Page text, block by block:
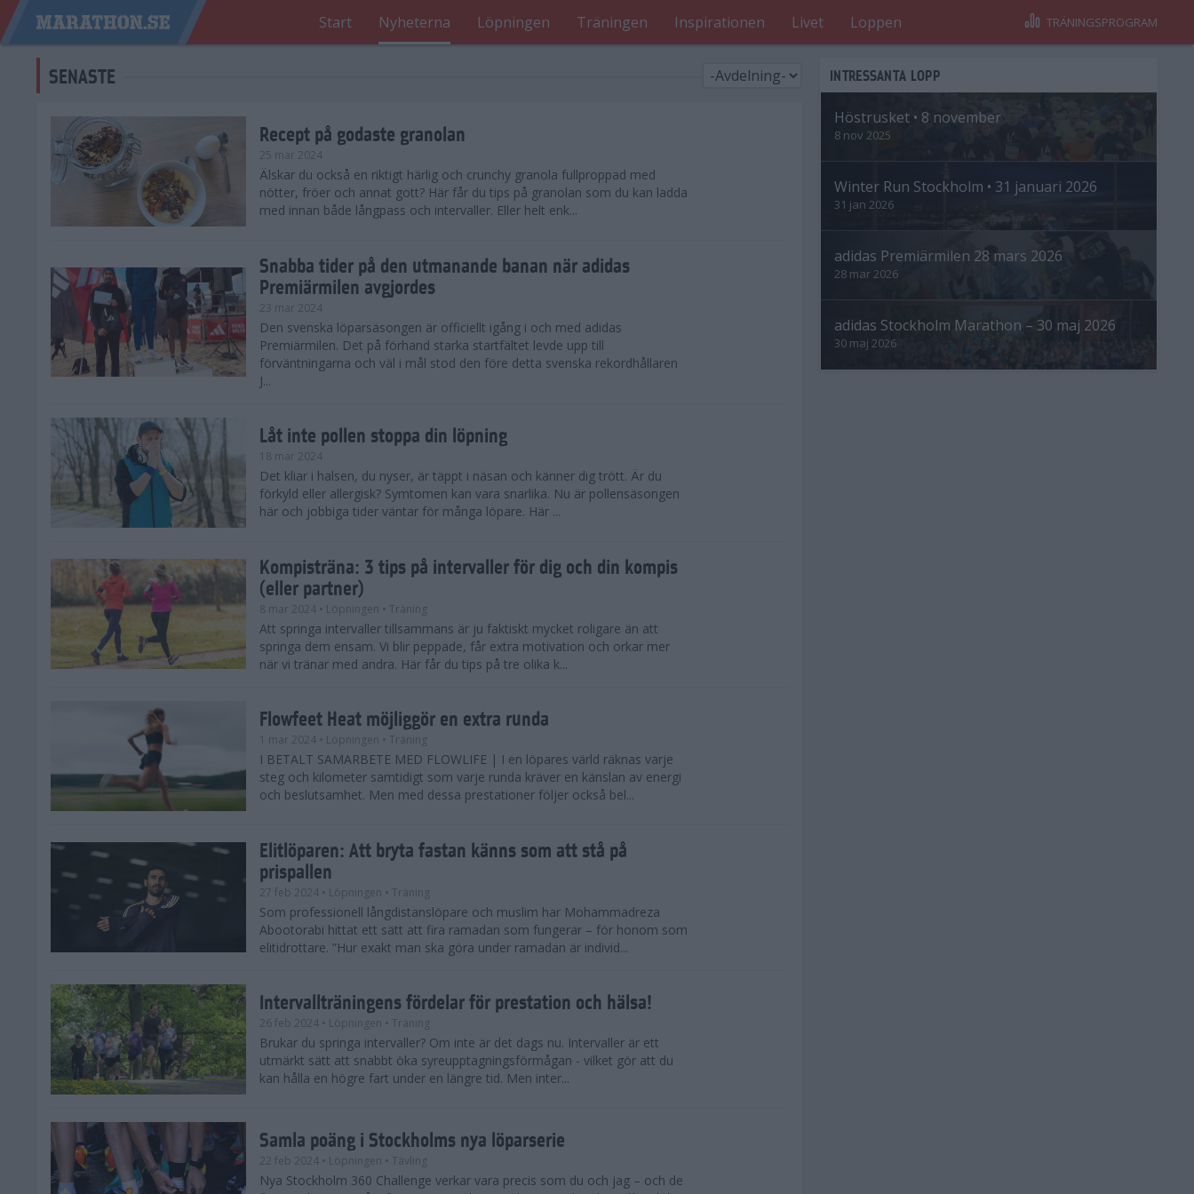
Start Nyheterna Löpningen Träningen Inspirationen Livet Loppen TRÄNINGSPROGRAM
SENASTE
Recept på godaste granolan
25 mar 2024
Älskar du också en riktigt härlig och crunchy granola fullproppad med
nötter, fröer och annat gott? Här får du tips på granolan som du kan ladda
med innan både långpass och intervaller. Eller helt enk...
Snabba tider på den utmanande banan när adidas
Premiärmilen avgjordes
23 mar 2024
Den svenska löparsäsongen är officiellt igång i och med adidas
Premiärmilen. Det på förhand starka startfältet levde upp till
förväntningarna och väl i mål stod den före detta svenska rekordhållaren
J...
Låt inte pollen stoppa din löpning
18 mar 2024
Det kliar i halsen, du nyser, är täppt i näsan och känner dig trött. Är du
förkyld eller allergisk? Symtomen kan vara snarlika. Nu är pollensäsongen
här och jobbiga tider väntar för många löpare. Här ...
Kompisträna: 3 tips på intervaller för dig och din kompis
(eller partner)
8 mar 2024 • Löpningen • Träning
Att springa intervaller tillsammans är ju faktiskt mycket roligare än att
springa dem ensam. Vi blir peppade, får extra motivation och orkar mer
när vi tränar med andra. Här får du tips på tre olika k...
Flowfeet Heat möjliggör en extra runda
1 mar 2024 • Löpningen • Träning
I BETALT SAMARBETE MED FLOWLIFE | I en löpares värld räknas varje
steg och kilometer samtidigt som varje runda kräver en känslan av energi
och beslutsamhet. Men med dessa prestationer följer också bel...
Elitlöparen: Att bryta fastan känns som att stå på
prispallen
27 feb 2024 • Löpningen • Träning
Som professionell långdistanslöpare och muslim har Mohammadreza
Abootorabi hittat ett sätt att fira ramadan som fungerar – för honom som
elitidrottare. ”Hur exakt man ska göra under ramadan är individ...
Intervallträningens fördelar för prestation och hälsa!
26 feb 2024 • Löpningen • Träning
Brukar du springa intervaller? Om inte är det dags nu. Intervaller är ett
utmärkt sätt att snabbt öka syreupptagningsförmågan - vilket gör att du
kan hålla en högre fart under en längre tid. Men inter...
Samla poäng i Stockholms nya löparserie
22 feb 2024 • Löpningen • Tävling
Nya Stockholm 360 Challenge verkar vara precis som du och jag – och de
INTRESSANTA LOPP
Höstrusket • 8 november
8 nov 2025
Winter Run Stockholm • 31 januari 2026
31 jan 2026
adidas Premiärmilen 28 mars 2026
28 mar 2026
adidas Stockholm Marathon – 30 maj 2026
30 maj 2026